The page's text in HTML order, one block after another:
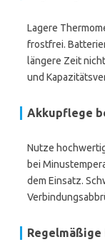
Lagere
frostfrei.
längere Zeit
und
Akkupflege
Nutze
bei
dem Einsatz.